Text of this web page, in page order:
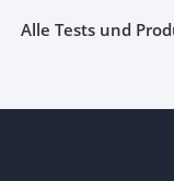
Alle Tests und